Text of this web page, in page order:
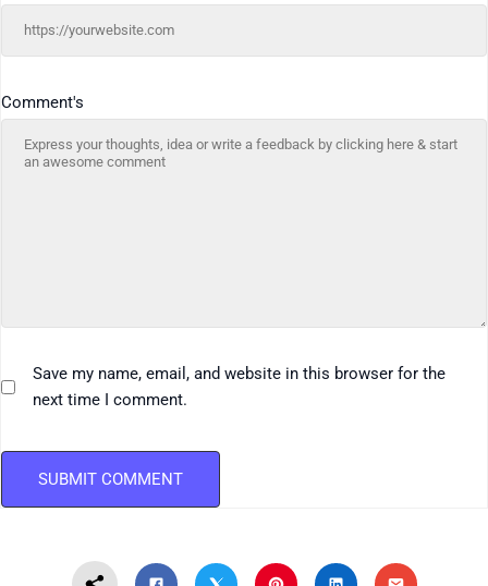
Comment's
Save my name, email, and website in this browser for the
next time I comment.